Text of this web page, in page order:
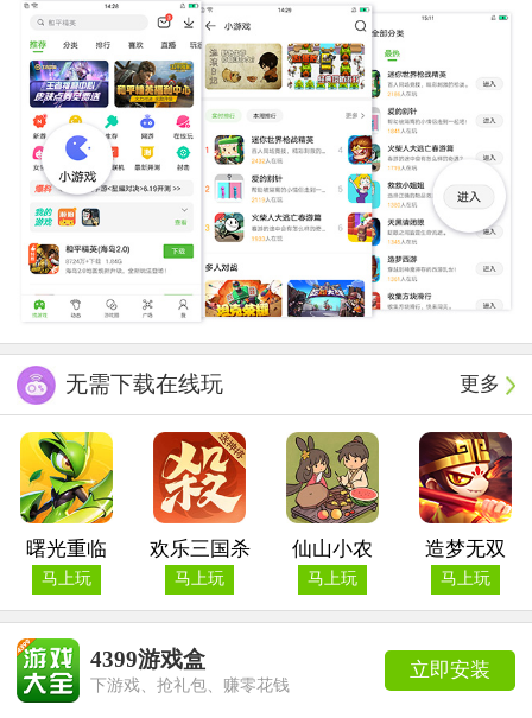
更多
无需下载在线玩
曙光重临
马上玩
欢乐三国杀
马上玩
仙山小农
马上玩
造梦无双
马上玩
立即安装
4399游戏盒
下游戏、抢礼包、赚零花钱